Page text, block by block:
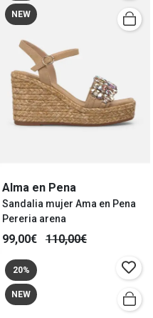
NEW
Alma en Pena
Sandalia mujer Ama en Pena
Pereria arena
99,00€ 110,00€
20%
NEW